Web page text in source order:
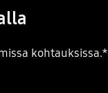
kohtauksissa.*